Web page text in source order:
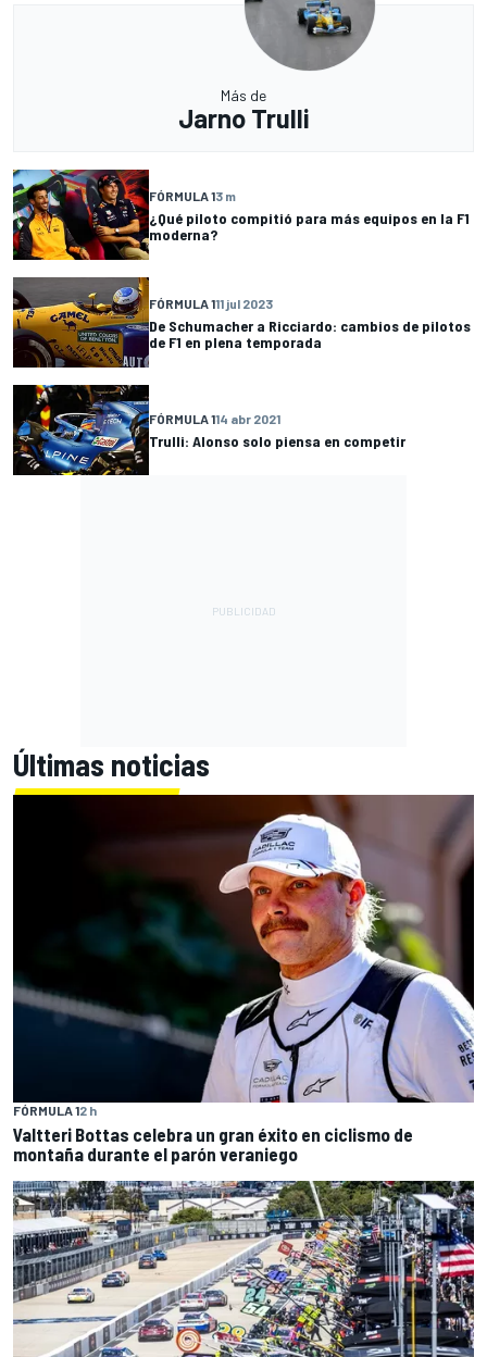
Más de
Jarno Trulli
FÓRMULA 13 m
¿Qué piloto compitió para más equipos en la F1
moderna?
FÓRMULA 111 jul 2023
De Schumacher a Ricciardo: cambios de pilotos
de F1 en plena temporada
FÓRMULA 114 abr 2021
Trulli: Alonso solo piensa en competir
Últimas noticias
FÓRMULA 12 h
Valtteri Bottas celebra un gran éxito en ciclismo de
montaña durante el parón veraniego